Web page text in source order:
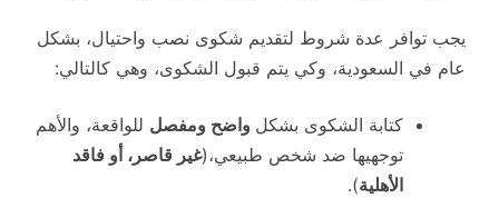
يجب توافر عدة شروط لتقديم شكوى نصب واحتيال، بشكل
عام في السعودية، وكي يتم قبول الشكوى، وهي كالتالي:
كتابة الشكوى بشكل واضح ومفصل للواقعة، والأهم
توجهيها ضد شخص طبيعي،(غير قاصر، أو فاقد
الأهلية).